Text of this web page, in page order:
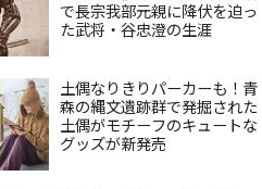
で長宗我部元親に降伏を迫っ
た武将・谷忠澄の生涯
土偶なりきりパーカーも！青
森の縄文遺跡群で発掘された
土偶がモチーフのキュートな
グッズが新発売